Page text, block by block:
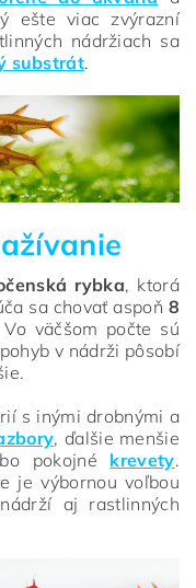
ešte viac zvýrazní
nádržiach sa
substrát.
rybka, ktorá
sa chovať aspoň 8
väčšom počte sú
v nádrži pôsobí
s inými drobnými a
, ďalšie menšie
pokojné krevety.
je výbornou voľbou
aj rastlinných